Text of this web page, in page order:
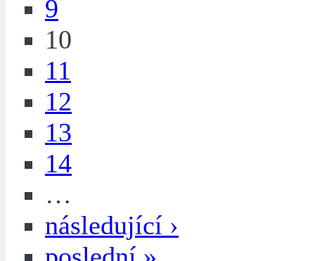
9
10
11
12
13
14
…
následující ›